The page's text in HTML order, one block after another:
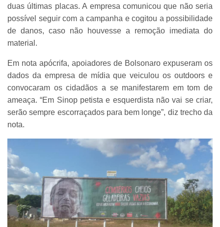
duas últimas placas. A empresa comunicou que não seria
possível seguir com a campanha e cogitou a possibilidade
de danos, caso não houvesse a remoção imediata do
material.
Em nota apócrifa, apoiadores de Bolsonaro expuseram os
dados da empresa de mídia que veiculou os outdoors e
convocaram os cidadãos a se manifestarem em tom de
ameaça. “Em Sinop petista e esquerdista não vai se criar,
serão sempre escorraçados para bem longe”, diz trecho da
nota.